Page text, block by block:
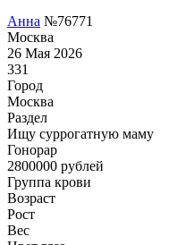
Анна №76771
Москва
26 Мая 2026
331
Город
Москва
Раздел
Ищу суррогатную маму
Гонoрар
2800000 рублей
Группа крови
Возраст
Рост
Вес